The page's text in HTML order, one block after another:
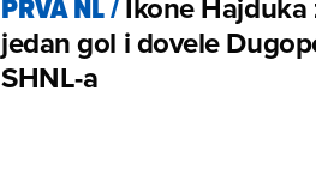
jedan gol i dovele
SHNL-a